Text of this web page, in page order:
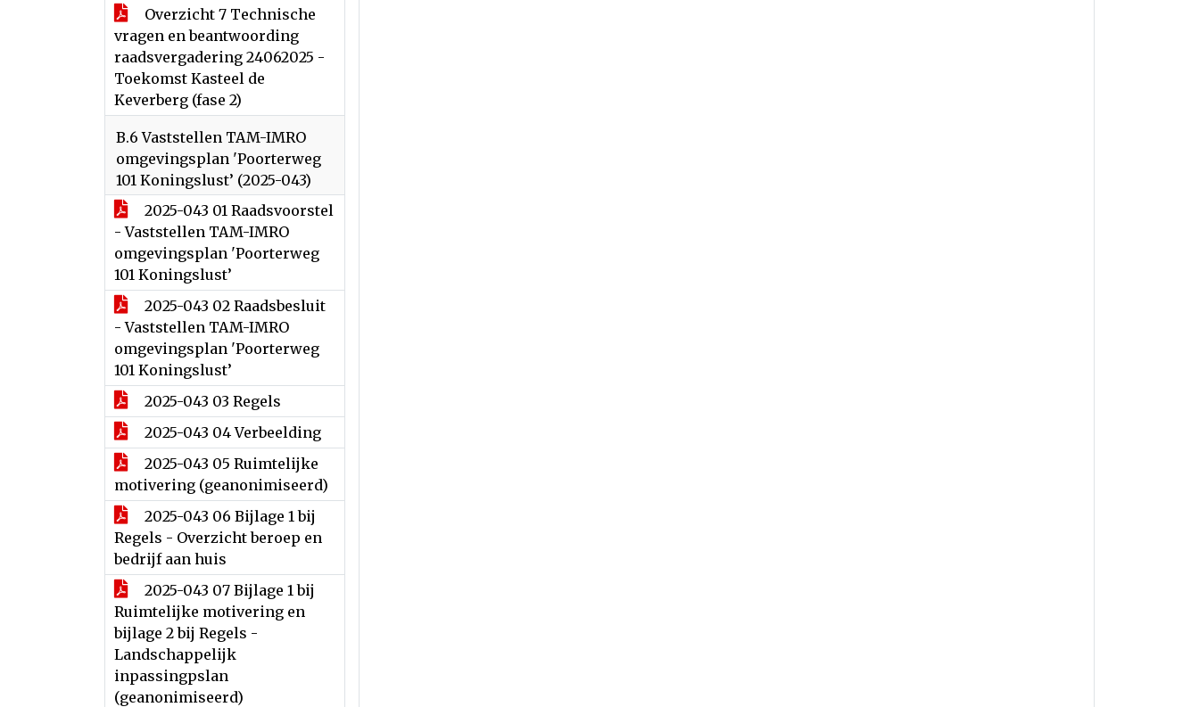
Overzicht 7 Technische
vragen en beantwoording
raadsvergadering 24062025 -
Toekomst Kasteel de
Keverberg (fase 2)
B.6 Vaststellen TAM-IMRO
omgevingsplan 'Poorterweg
101 Koningslust’ (2025-043)
2025-043 01 Raadsvoorstel
- Vaststellen TAM-IMRO
omgevingsplan 'Poorterweg
101 Koningslust’
2025-043 02 Raadsbesluit
- Vaststellen TAM-IMRO
omgevingsplan 'Poorterweg
101 Koningslust’
2025-043 03 Regels
2025-043 04 Verbeelding
2025-043 05 Ruimtelijke
motivering (geanonimiseerd)
2025-043 06 Bijlage 1 bij
Regels - Overzicht beroep en
bedrijf aan huis
2025-043 07 Bijlage 1 bij
Ruimtelijke motivering en
bijlage 2 bij Regels -
Landschappelijk
inpassingpslan
(geanonimiseerd)